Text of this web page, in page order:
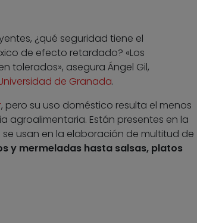
¿qué seguridad tiene el
de efecto retardado? «Los
tolerados», asegura Ángel Gil,
de Granada.
, pero su uso doméstico resulta el menos
agroalimentaria. Están presentes en la
usan en la elaboración de multitud de
y mermeladas hasta salsas, platos